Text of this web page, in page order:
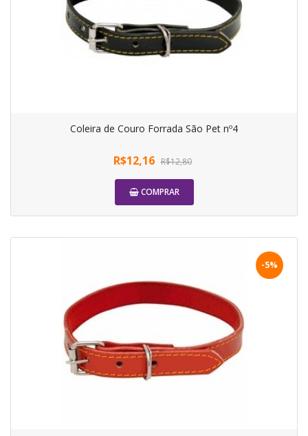
Coleira de Couro Forrada São Pet nº4
R$12,16 R$12,80
COMPRAR
-5%